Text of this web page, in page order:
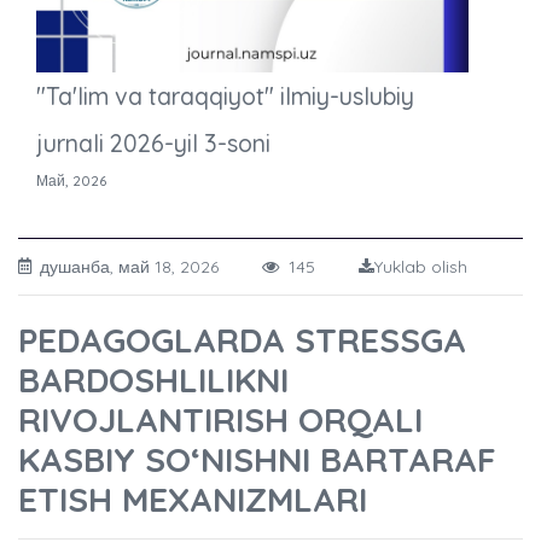
"Ta'lim va taraqqiyot" ilmiy-uslubiy
jurnali 2026-yil 3-soni
Май, 2026
душанба, май 18, 2026 145 Yuklab olish
PEDAGOGLARDA STRESSGA
BARDOSHLILIKNI
RIVOJLANTIRISH ORQALI
KASBIY SO‘NISHNI BARTARAF
ETISH MEXANIZMLARI